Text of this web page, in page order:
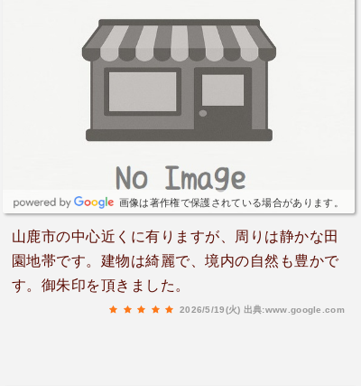
画像は著作権で保護されている場合があります。
山鹿市の中心近くに有りますが、周りは静かな田
園地帯です。建物は綺麗で、境内の自然も豊かで
す。御朱印を頂きました。
2026/5/19(火) 出典:www.google.com